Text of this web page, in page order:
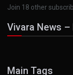
Join 18 other
Vivara News –
Main Tags